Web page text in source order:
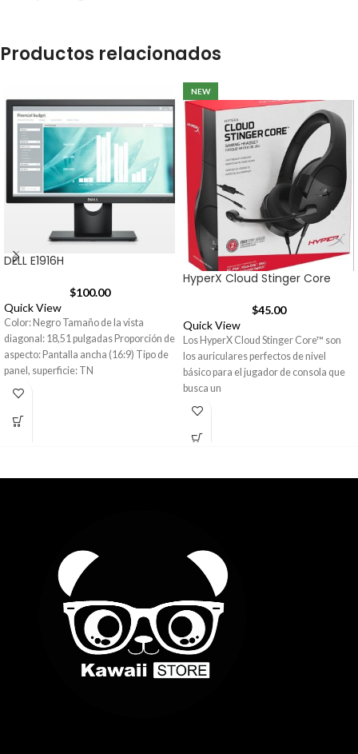
Productos relacionados
DELL E1916H
$100.00
Quick View
Color: Negro Tamaño de la vista
diagonal: 18,51 pulgadas Proporción de
aspecto: Pantalla ancha (16:9) Tipo de
panel, superficie: TN
NEW
HyperX Cloud Stinger Core
$45.00
Quick View
Los HyperX Cloud Stinger Core™ son
los auriculares perfectos de nivel
básico para el jugador de consola que
busca un